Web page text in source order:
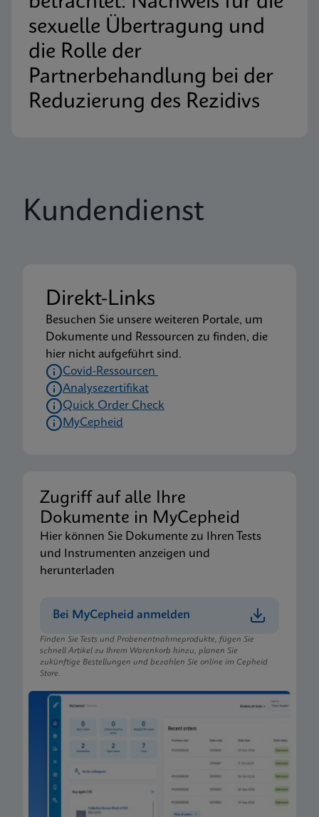
sexuelle Übertragung und
die Rolle der
Partnerbehandlung bei der
Reduzierung des Rezidivs
Kundendienst
Direkt-Links
Besuchen Sie unsere weiteren Portale, um
Dokumente und Ressourcen zu finden, die
hier nicht aufgeführt sind.
Covid-Ressourcen
Analysezertifikat
Quick Order Check
MyCepheid
Zugriff auf alle Ihre
Dokumente in MyCepheid
Hier können Sie Dokumente zu Ihren Tests
und Instrumenten anzeigen und
herunterladen
Bei MyCepheid anmelden
Finden Sie Tests und Probenentnahmeprodukte, fügen Sie
schnell Artikel zu Ihrem Warenkorb hinzu, planen Sie
zukünftige Bestellungen und bezahlen Sie online im Cepheid
Store.